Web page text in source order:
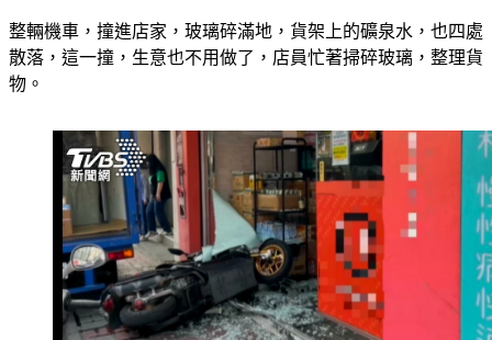
散落，這一撞，生意也不用做了，店員忙著掃碎玻璃，整理貨
物。